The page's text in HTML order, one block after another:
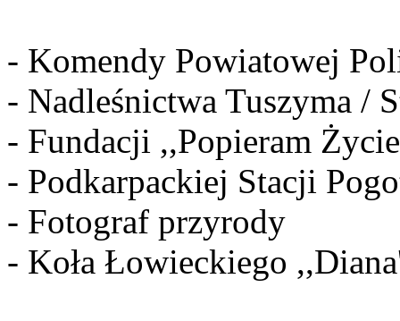
- Komendy Powiatowej
- Nadleśnictwa Tuszyma /
- Fundacji ,,Popieram
- Podkarpackiej Stacji
- Fotograf przyrody
- Koła Łowieckiego